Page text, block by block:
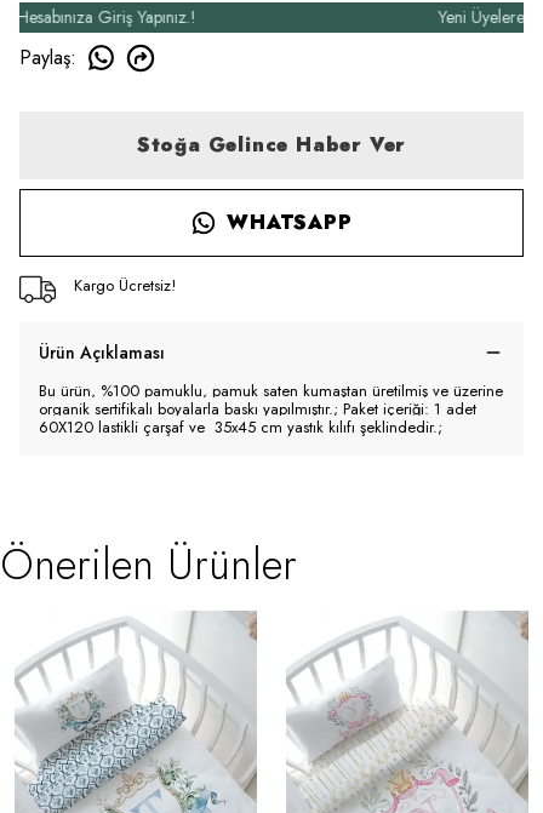
Giriş Yapınız.! Yeni Üyelere
Paylaş:
Stoğa Gelince Haber Ver
WHATSAPP
Kargo Ücretsiz!
Ürün Açıklaması
Bu ürün, %100 pamuklu, pamuk saten kumaştan üretilmiş ve üzerine
organik sertifikalı boyalarla baskı yapılmıştır.; Paket içeriği: 1 adet
60X120 lastikli çarşaf ve 35x45 cm yastık kılıfı şeklindedir.;
Önerilen Ürünler